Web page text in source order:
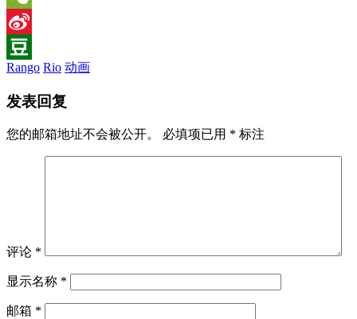
WeChat
Sina
Weibo
Douban
Rango Rio 动画
发表回复
您的邮箱地址不会被公开。 必填项已用 * 标注
评论 *
显示名称 *
邮箱 *